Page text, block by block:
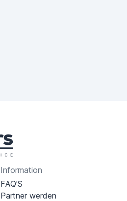
Information
FAQ'S
Partner werden